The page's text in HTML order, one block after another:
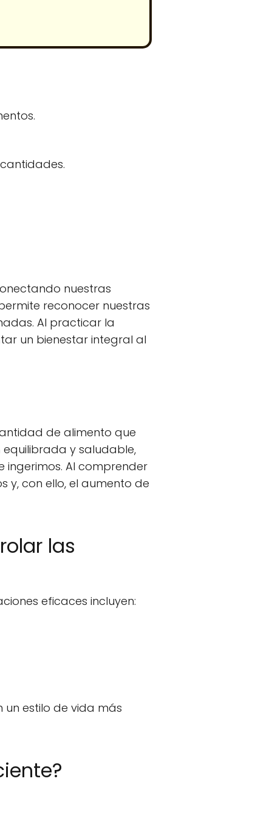
nuestras
reconocer nuestras
Al practicar la
un bienestar integral al
de alimento que
y saludable,
ingerimos. Al comprender
y, con ello, el aumento de
las
eficaces incluyen:
estilo de vida más